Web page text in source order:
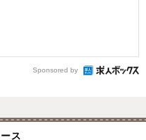
Sponsored by
ス